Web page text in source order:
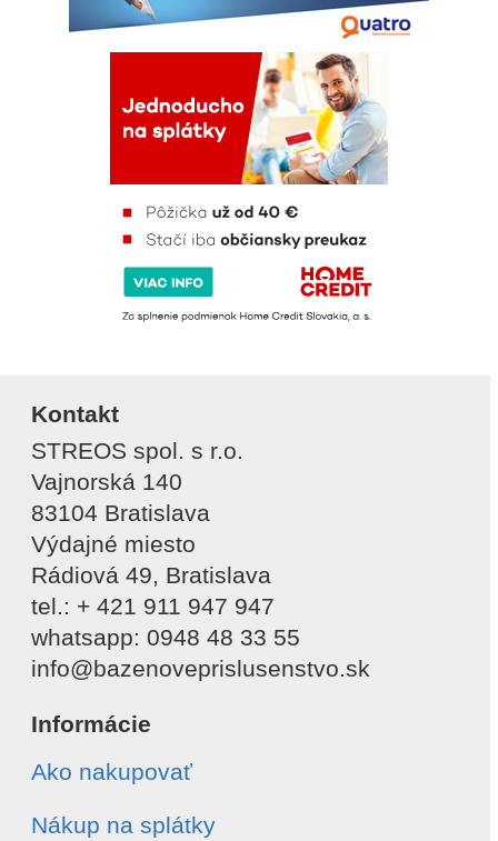
Kontakt
STREOS spol. s r.o.
Vajnorská 140
83104 Bratislava
Výdajné miesto
Rádiová 49, Bratislava
tel.: + 421 911 947 947
whatsapp: 0948 48 33 55
info@bazenoveprislusenstvo.sk
Informácie
Ako nakupovať
Nákup na splátky